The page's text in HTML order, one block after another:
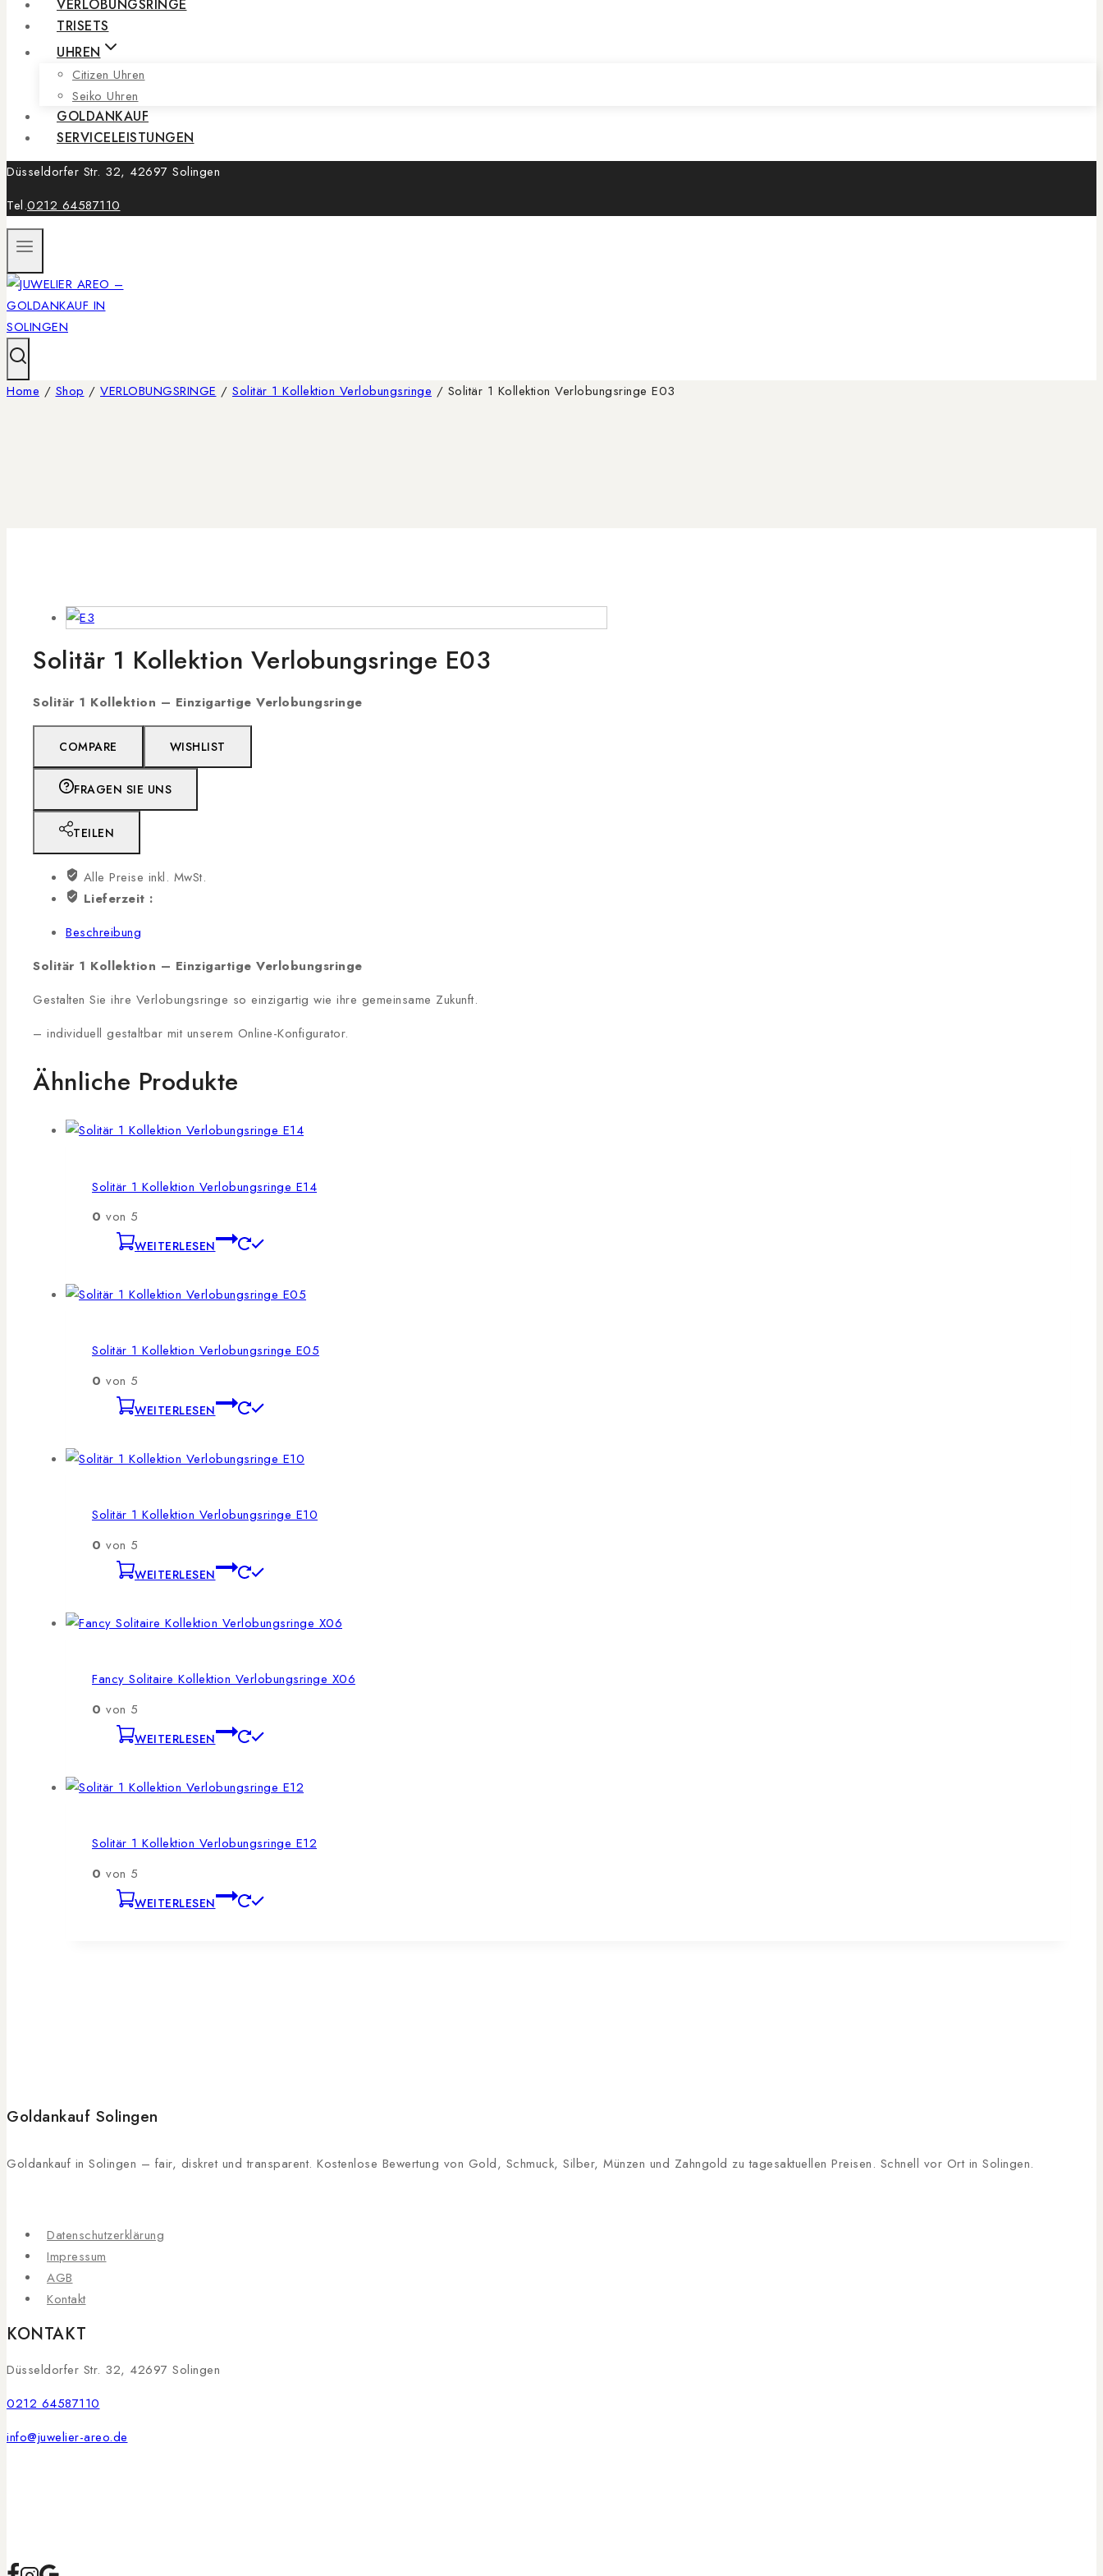
VERLOBUNGSRINGE
TRISETS
UHREN
Citizen Uhren
Seiko Uhren
GOLDANKAUF
SERVICELEISTUNGEN
Düsseldorfer Str. 32, 42697 Solingen
Tel.0212 64587110
Home / Shop / VERLOBUNGSRINGE / Solitär 1 Kollektion Verlobungsringe / Solitär 1 Kollektion Verlobungsringe E03
Solitär 1 Kollektion Verlobungsringe E03
Solitär 1 Kollektion – Einzigartige Verlobungsringe
COMPARE WISHLIST
FRAGEN SIE UNS
TEILEN
Alle Preise inkl. MwSt.
Lieferzeit :
Beschreibung
Solitär 1 Kollektion – Einzigartige Verlobungsringe
Gestalten Sie ihre Verlobungsringe so einzigartig wie ihre gemeinsame Zukunft.
– individuell gestaltbar mit unserem Online-Konfigurator.
Ähnliche Produkte
Solitär 1 Kollektion Verlobungsringe E14
0 von 5
WEITERLESEN
Solitär 1 Kollektion Verlobungsringe E05
0 von 5
WEITERLESEN
Solitär 1 Kollektion Verlobungsringe E10
0 von 5
WEITERLESEN
Fancy Solitaire Kollektion Verlobungsringe X06
0 von 5
WEITERLESEN
Solitär 1 Kollektion Verlobungsringe E12
0 von 5
WEITERLESEN
Goldankauf Solingen
Goldankauf in Solingen – fair, diskret und transparent. Kostenlose Bewertung von Gold, Schmuck, Silber, Münzen und Zahngold zu tagesaktuellen Preisen. Schnell vor Ort in Solingen.
Datenschutzerklärung
Impressum
AGB
Kontakt
KONTAKT
Düsseldorfer Str. 32, 42697 Solingen
0212 64587110
info@juwelier-areo.de